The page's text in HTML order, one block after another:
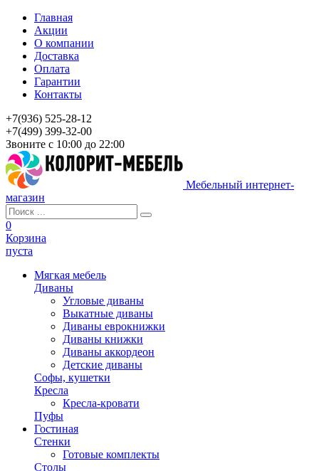
Главная
Акции
О компании
Доставка
Оплата
Гарантии
Контакты
+7(936) 525-28-12
+7(499) 399-32-00
Звоните с 10:00 до 22:00
Мебельный интернет-
магазин
0
Корзина
пуста
Мягкая мебель
Диваны
Угловые диваны
Выкатные диваны
Диваны еврокнижки
Диваны книжки
Диваны аккордеон
Детские диваны
Софы, кушетки
Кресла
Кресла-кровати
Пуфы
Гостиная
Стенки
Готовые комплекты
Столы